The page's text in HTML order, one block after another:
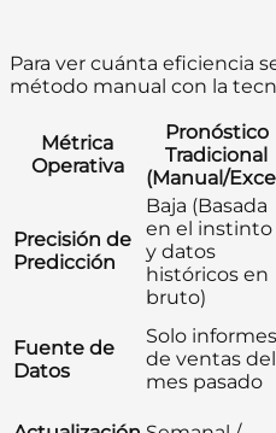
Para ver cuánta eficiencia
método manual con la
Métrica
Operativa
Pronóstico
Tradicional
(Manual/
Precisión de
Predicción
Baja (Basada
en el instinto
y datos
históricos en
bruto)
Fuente de
Datos
Solo informes
de ventas del
mes pasado